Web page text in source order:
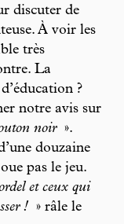
discuter de
À voir les
très
La
?
notre avis sur
noir ».
douzaine
pas le jeu.
et ceux qui
! » râle le